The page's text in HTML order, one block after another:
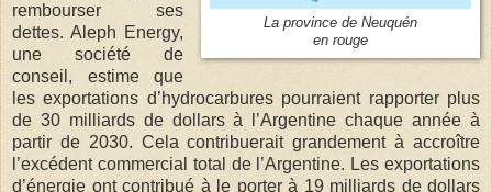
La province de Neuquén
en rouge
rembourser ses
dettes. Aleph Energy,
une société de
conseil, estime que
les exportations d’hydrocarbures pourraient rapporter plus
de 30 milliards de dollars à l’Argentine chaque année à
partir de 2030. Cela contribuerait grandement à accroître
l’excédent commercial total de l’Argentine. Les exportations
d’énergie ont contribué à le porter à 19 milliards de dollars